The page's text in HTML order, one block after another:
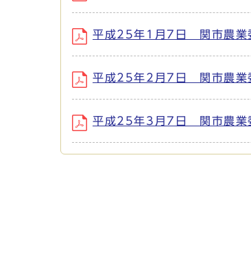
平成25年1月7日 関市農
平成25年2月7日 関市農
平成25年3月7日 関市農